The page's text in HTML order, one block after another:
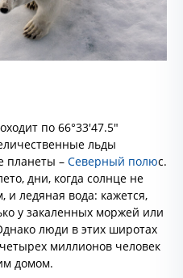
по 66°33′47.5″
льды
планеты – Северный полюс.
дни, когда солнце не
и ледяная вода: кажется,
у закаленных моржей или
люди в этих широтах
миллионов человек
домом.